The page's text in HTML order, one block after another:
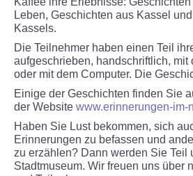
Virtuelle Führung
AUSSTELLUNGEN
Dauerausstellung
Kommende
Archiv Sonderausstellungen
Leben, Geschichten aus Kassel
Kassels.
Die Teilnehmer haben einen Teil
aufgeschrieben, handschriftlich, mit
oder mit dem Computer. Die
Einige der Geschichten finden Sie
der Website www.erinnerungen-im-
Haben Sie Lust bekommen, sich
Erinnerungen zu befassen und
zu erzählen? Dann werden Sie Teil
Stadtmuseum. Wir freuen uns über